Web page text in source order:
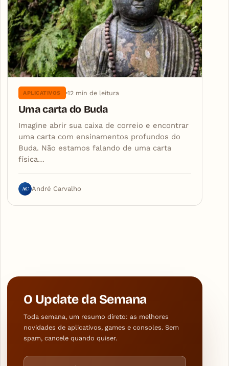
APLICATIVOS 12 min de leitura
Uma carta do Buda
Imagine abrir sua caixa de correio e encontrar
uma carta com ensinamentos profundos do
Buda. Não estamos falando de uma carta
física…
AC André Carvalho
O Update da Semana
Toda semana, um resumo direto: as melhores
novidades de aplicativos, games e consoles. Sem
spam, cancele quando quiser.
Endereço de e-mail